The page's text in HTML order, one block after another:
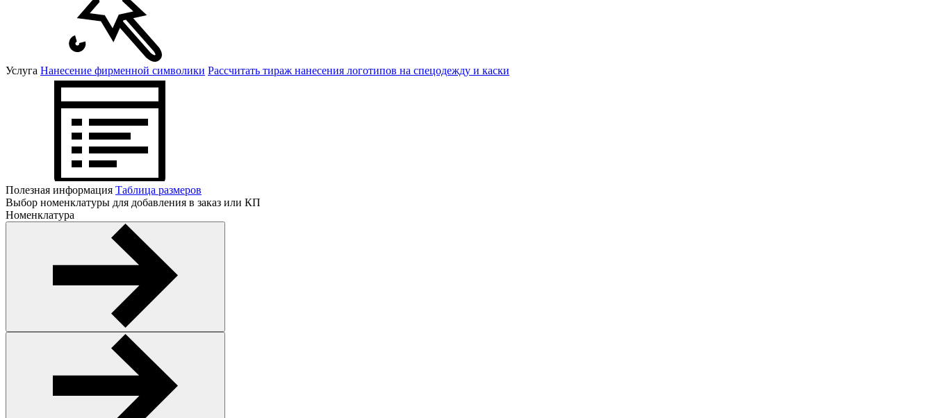
Услуга Нанесение фирменной символики Рассчитать тираж нанесения логотипов на спецодежду и каски
Полезная информация Таблица размеров
Выбор номенклатуры для добавления в заказ или КП
Номенклатура